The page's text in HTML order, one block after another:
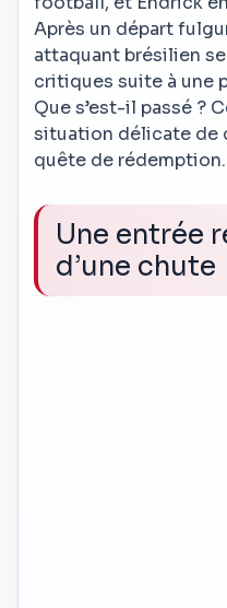
Après un départ
attaquant brésilien
critiques suite à une
Que s’est-il passé ?
situation délicate de
quête de rédemption.
Une entrée
d’une chute